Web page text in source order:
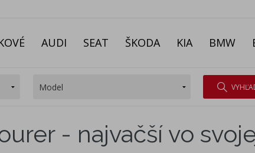
AUDI SEAT ŠKODA KIA BMW
- najvačší vo